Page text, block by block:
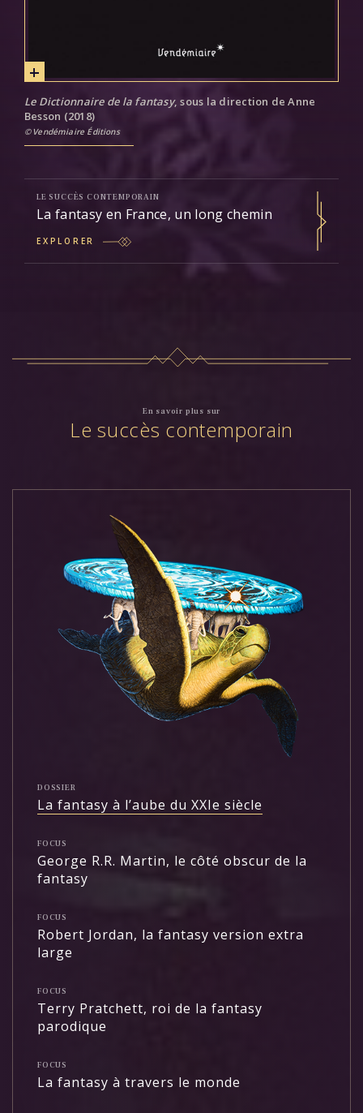
Le Dictionnaire de la fantasy, sous la direction de Anne
Besson (2018)
Vendémiaire Éditions
LE SUCCÈS CONTEMPORAIN
La fantasy en France, un long chemin
EXPLORER
En savoir plus sur
Le succès contemporain
DOSSIER
La fantasy à l’aube du XXIe siècle
FOCUS
George R.R. Martin, le côté obscur de la
fantasy
FOCUS
Robert Jordan, la fantasy version extra
large
FOCUS
Terry Pratchett, roi de la fantasy
parodique
FOCUS
La fantasy à travers le monde